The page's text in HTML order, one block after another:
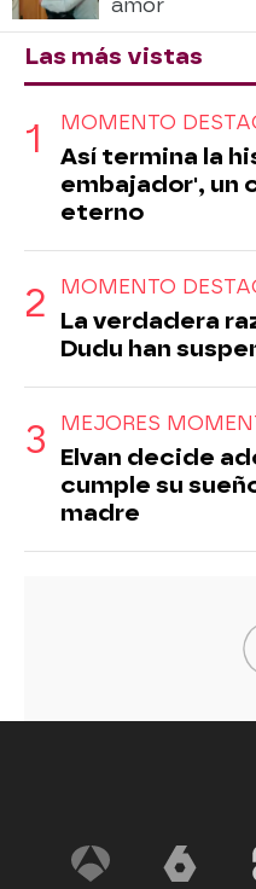
Las más vistas
MOMENTO
Así termina la
embajador', un
eterno
MOMENTO
La verdadera
Dudu han
MEJORES
Elvan decide
cumple su
madre